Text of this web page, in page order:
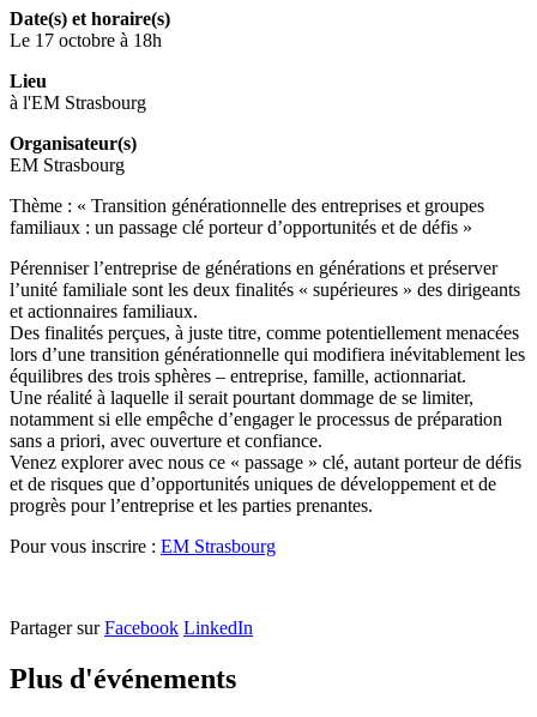
Date(s) et horaire(s)
Le 17 octobre à 18h
Lieu
à l'EM Strasbourg
Organisateur(s)
EM Strasbourg
Thème : « Transition générationnelle des entreprises et groupes
familiaux : un passage clé porteur d’opportunités et de défis »
Pérenniser l’entreprise de générations en générations et préserver
l’unité familiale sont les deux finalités « supérieures » des dirigeants
et actionnaires familiaux.
Des finalités perçues, à juste titre, comme potentiellement menacées
lors d’une transition générationnelle qui modifiera inévitablement les
équilibres des trois sphères – entreprise, famille, actionnariat.
Une réalité à laquelle il serait pourtant dommage de se limiter,
notamment si elle empêche d’engager le processus de préparation
sans a priori, avec ouverture et confiance.
Venez explorer avec nous ce « passage » clé, autant porteur de défis
et de risques que d’opportunités uniques de développement et de
progrès pour l’entreprise et les parties prenantes.
Pour vous inscrire : EM Strasbourg
Partager sur Facebook LinkedIn
Plus d'événements